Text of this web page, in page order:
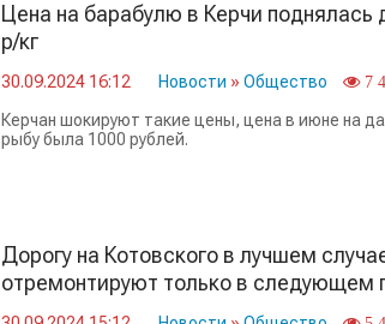
Цена на барабулю в Керчи поднялась
р/кг
30.09.2024 16:12 Новости » Общество 7
Керчан шокируют такие цены, цена в июне на
рыбу была 1000 рублей.
Дорогу на Котовского в лучшем
отремонтируют только в следующем